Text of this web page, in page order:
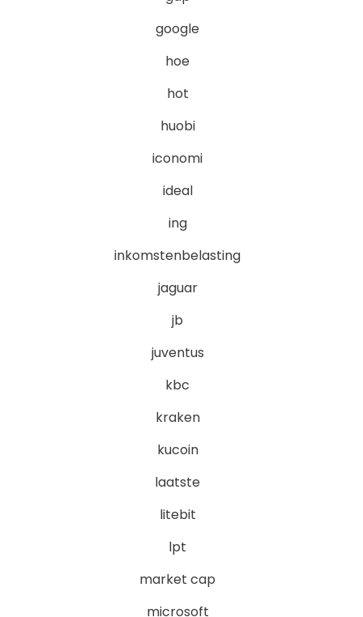
google
hoe
hot
huobi
iconomi
ideal
ing
inkomstenbelasting
jaguar
jb
juventus
kbc
kraken
kucoin
laatste
litebit
lpt
market cap
microsoft